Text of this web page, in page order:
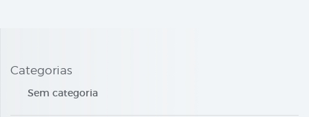
Categorias
Sem categoria